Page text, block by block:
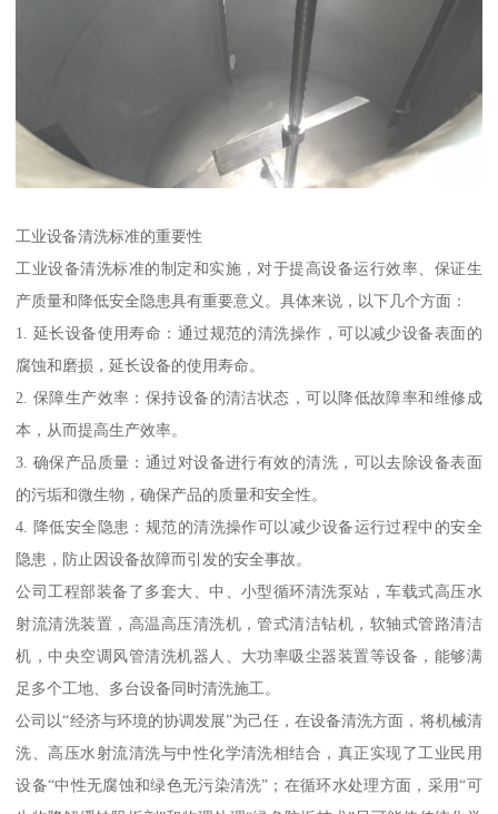
工业设备清洗标准的重要性
工业设备清洗标准的制定和实施，对于提高设备运行效率、保证生
产质量和降低安全隐患具有重要意义。具体来说，以下几个方面：
1. 延长设备使用寿命：通过规范的清洗操作，可以减少设备表面的
腐蚀和磨损，延长设备的使用寿命。
2. 保障生产效率：保持设备的清洁状态，可以降低故障率和维修成
本，从而提高生产效率。
3. 确保产品质量：通过对设备进行有效的清洗，可以去除设备表面
的污垢和微生物，确保产品的质量和安全性。
4. 降低安全隐患：规范的清洗操作可以减少设备运行过程中的安全
隐患，防止因设备故障而引发的安全事故。
公司工程部装备了多套大、中、小型循环清洗泵站，车载式高压水
射流清洗装置，高温高压清洗机，管式清洁钻机，软轴式管路清洁
机，中央空调风管清洗机器人、大功率吸尘器装置等设备，能够满
足多个工地、多台设备同时清洗施工。
公司以“经济与环境的协调发展”为己任，在设备清洗方面，将机械清
洗、高压水射流清洗与中性化学清洗相结合，真正实现了工业民用
设备“中性无腐蚀和绿色无污染清洗”；在循环水处理方面，采用“可